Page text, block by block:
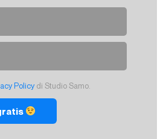
Policy di Studio Samo.